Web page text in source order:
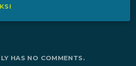
HAS NO COMMENTS.